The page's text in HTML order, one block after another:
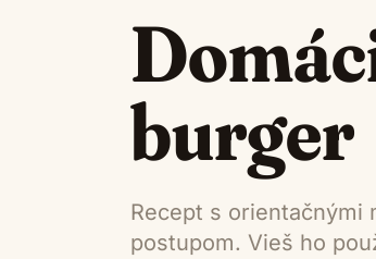
burger
Recept s orientačnými
postupom. Vieš ho